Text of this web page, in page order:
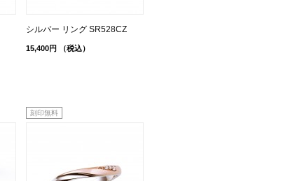
シルバー リング SR528CZ
15,400円 （税込）
刻印無料